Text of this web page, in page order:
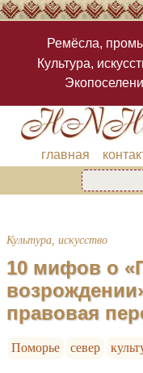
Ремёсла,
Культура,
главная
Культура, искусство
10 мифов о
правовая
Поморье север